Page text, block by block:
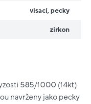
585/1000 (14kt)
navrženy jako pecky
visací, pecky
zirkon